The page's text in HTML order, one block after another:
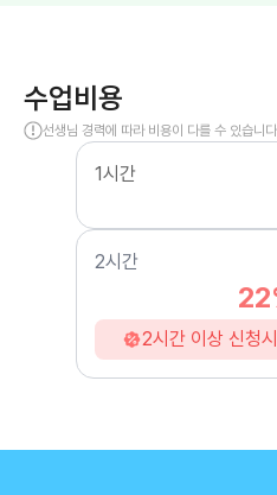
수업비용
선생님 경력에 따라 비용이 다를 수 있습니
1시간
2시간
2시간 이상 신청